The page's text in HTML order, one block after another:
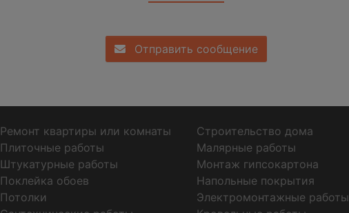
Отправить сообщение
Ремонт квартиры или комнаты
Строительство дома
Плиточные работы
Малярные работы
Штукатурные работы
Монтаж гипсокартона
Поклейка обоев
Напольные покрытия
Потолки
Электромонтажные работы